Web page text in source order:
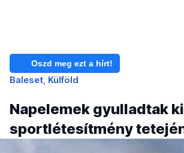
Oszd meg ezt a hírt!
Baleset Külföld
Napelemek gyulladtak
sportlétesítmény